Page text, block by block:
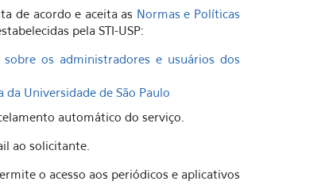
de acordo e aceita as Normas e Políticas
pela STI-USP:
os administradores e usuários dos
da Universidade de São Paulo
automático do serviço.
ao solicitante.
o acesso aos periódicos e aplicativos